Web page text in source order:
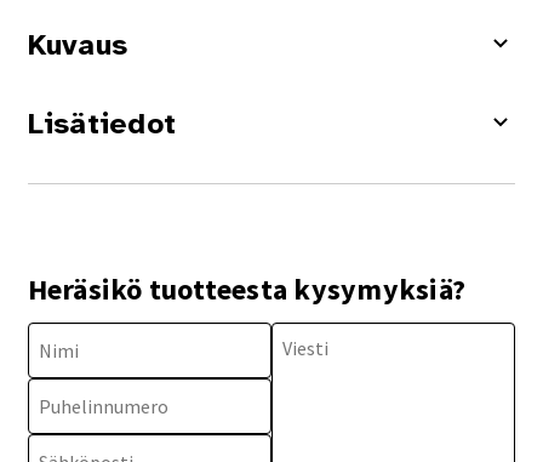
Kuvaus
Lisätiedot
Heräsikö tuotteesta kysymyksiä?